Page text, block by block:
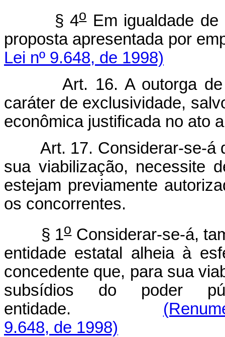
§ 4oEm igualdade de
proposta apresentada por
Lei nº 9.648, de 1998)
Art. 16. A outorga de
caráter de exclusividade,
econômica justificada no ato
Art. 17. Considerar-se-á
sua viabilização, necessite
estejam previamente
os concorrentes.
§ 1oConsiderar-se-á,
entidade estatal alheia à
concedente que, para sua
subsídios do poder
entidade.
9.648, de 1998)